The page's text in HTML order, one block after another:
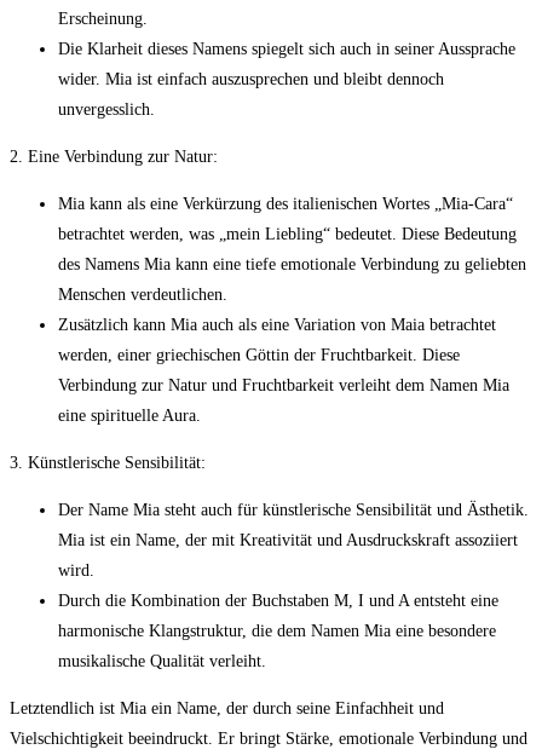
‌Erscheinung.
Die ‍Klarheit ⁣dieses Namens spiegelt⁢ sich auch in seiner Aussprache
wider. Mia ist einfach auszusprechen und bleibt dennoch
unvergesslich.
2. Eine Verbindung zur Natur:
Mia kann als eine ⁢Verkürzung des italienischen Wortes „Mia-Cara“
betrachtet werden,‌ was „mein Liebling“ bedeutet. Diese Bedeutung
des Namens Mia kann ‌eine tiefe emotionale Verbindung zu geliebten
Menschen⁤ verdeutlichen.
Zusätzlich kann ⁤Mia auch als​ eine Variation von Maia betrachtet
werden, einer griechischen‌ Göttin ⁤der Fruchtbarkeit.‌ Diese
Verbindung zur Natur und Fruchtbarkeit verleiht dem⁣ Namen Mia
eine spirituelle Aura.
3. Künstlerische Sensibilität:
Der Name Mia steht auch für künstlerische Sensibilität und Ästhetik.
Mia ist ein Name, der mit‌ Kreativität und⁤ Ausdruckskraft assoziiert
wird.
Durch⁢ die Kombination der Buchstaben M, I⁢ und A entsteht eine
harmonische Klangstruktur, die dem Namen Mia eine besondere​
musikalische Qualität verleiht.
Letztendlich ist ‍Mia ein​ Name, der ⁣durch seine Einfachheit und
Vielschichtigkeit beeindruckt. Er bringt Stärke, emotionale Verbindung und